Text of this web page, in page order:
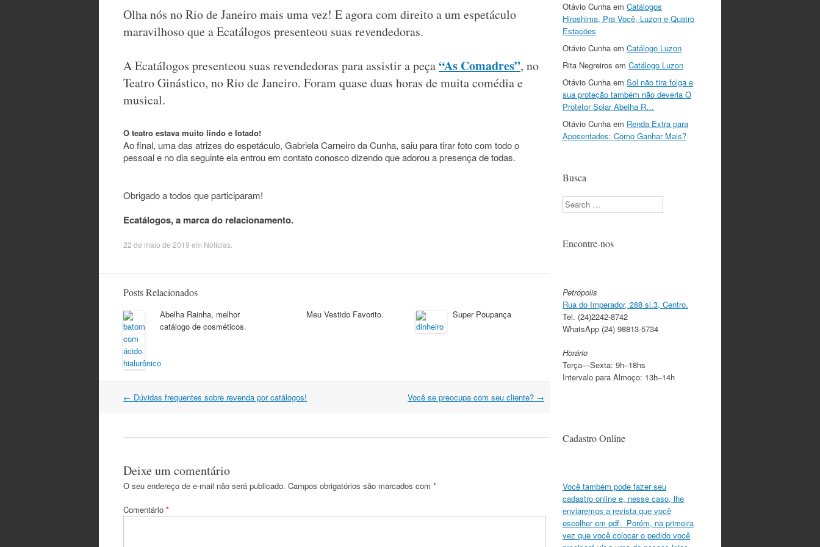
Olha nós no Rio de Janeiro mais uma vez! E agora com direito a um espetáculo
maravilhoso que a Ecatálogos presenteou suas revendedoras.
A Ecatálogos presenteou suas revendedoras para assistir a peça“As Comadres”, no
Teatro Ginástico, no Rio de Janeiro. Foram quase duas horas de muita comédia e
musical.
O teatro estava muito lindo e lotado!
Ao final, uma das atrizes do espetáculo, Gabriela Carneiro da Cunha, saiu para tirar foto com todo o
pessoal e no dia seguinte ela entrou em contato conosco dizendo que adorou a presença de todas.
Obrigado a todos que participaram!
Ecatálogos, a marca do relacionamento.
22 de maio de 2019 em Notícias
Posts Relacionados
Abelha Rainha, melhor
catálogo de cosméticos.
Meu Vestido Favorito. Super Poupança
Navegação
← Dúvidas frequentes sobre revenda por catálogos! Você se preocupa com seu cliente? →
Deixe um comentário
O seu endereço de e-mail não será publicado. Campos obrigatórios são marcados com *
Comentário *
Otávio Cunha em Catálogos
Hiroshima, Pra Você, Luzon e Quatro
Estações
Otávio Cunha em Catálogo Luzon
Rita Negreiros em Catálogo Luzon
Otávio Cunha em Sol não tira folga e
sua proteção também não deveria O
Protetor Solar Abelha R…
Otávio Cunha em Renda Extra para
Aposentados: Como Ganhar Mais?
Busca
Search
Encontre-nos
Petrópolis
Rua do Imperador, 288 sl.3, Centro.
Tel. (24)2242-8742
WhatsApp (24) 98813-5734
Horário
Terça—Sexta: 9h–18hs
Intervalo para Almoço: 13h–14h
Cadastro Online
Você também pode fazer seu
cadastro online e, nesse caso, lhe
enviaremos a revista que você
escolher em pdf. Porém, na primeira
vez que você colocar o pedido você